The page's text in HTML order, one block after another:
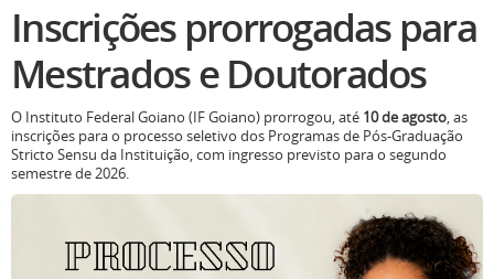
Inscrições prorrogadas para
Mestrados e Doutorados
O Instituto Federal Goiano (IF Goiano) prorrogou, até 10 de agosto, as
inscrições para o processo seletivo dos Programas de Pós-Graduação
Stricto Sensu da Instituição, com ingresso previsto para o segundo
semestre de 2026.